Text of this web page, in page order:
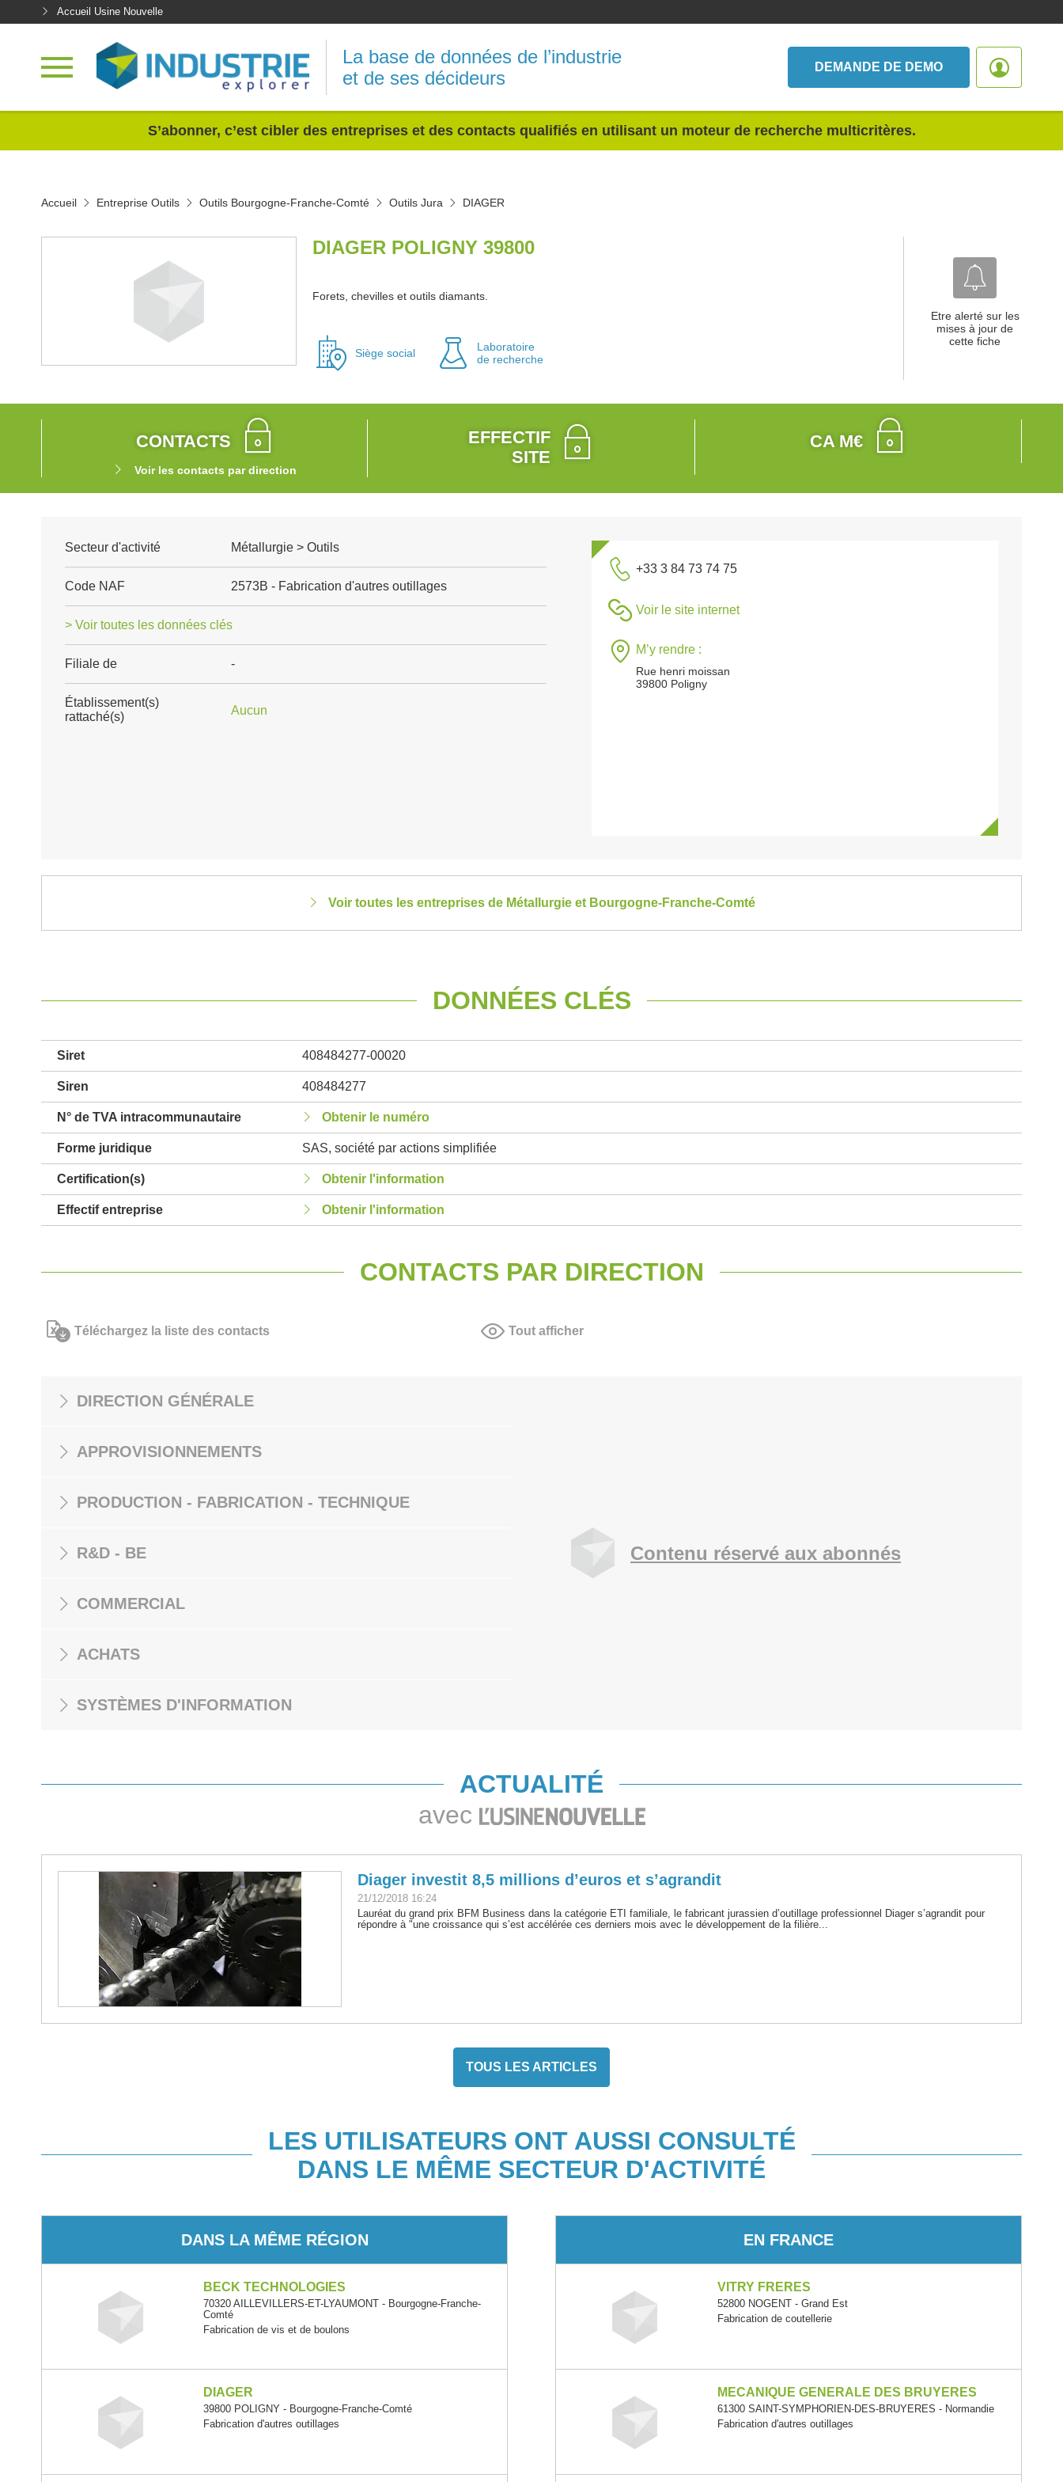
Accueil Usine Nouvelle
La base de données de l’industrie
et de ses décideurs
DEMANDE DE DEMO
S’abonner, c’est cibler des entreprises et des contacts qualifiés en utilisant un moteur de recherche multicritères.
Accueil Entreprise Outils Outils Bourgogne-Franche-Comté Outils Jura DIAGER
DIAGER POLIGNY 39800
Forets, chevilles et outils diamants.
Siège social
Laboratoire
de recherche
Etre alerté sur les
mises à jour de
cette fiche
CONTACTS
Voir les contacts par direction
EFFECTIF
SITE
CA M€
Secteur d'activité Métallurgie > Outils
Code NAF 2573B - Fabrication d'autres outillages
> Voir toutes les données clés
Filiale de -
Établissement(s)
rattaché(s)
Aucun
+33 3 84 73 74 75
Voir le site internet
M’y rendre :
Rue henri moissan
39800 Poligny
Voir toutes les entreprises de Métallurgie et Bourgogne-Franche-Comté
DONNÉES CLÉS
Siret 408484277-00020
Siren 408484277
N° de TVA intracommunautaire Obtenir le numéro
Forme juridique SAS, société par actions simplifiée
Certification(s) Obtenir l'information
Effectif entreprise Obtenir l'information
CONTACTS PAR DIRECTION
Téléchargez la liste des contacts Tout afficher
DIRECTION GÉNÉRALE
APPROVISIONNEMENTS
PRODUCTION - FABRICATION - TECHNIQUE
R&D - BE
COMMERCIAL
ACHATS
SYSTÈMES D'INFORMATION
Contenu réservé aux abonnés
ACTUALITÉ
avec
Diager investit 8,5 millions d’euros et s’agrandit
21/12/2018 16:24
Lauréat du grand prix BFM Business dans la catégorie ETI familiale, le fabricant jurassien d’outillage professionnel Diager s’agrandit pour
répondre à "une croissance qui s’est accélérée ces derniers mois avec le développement de la filière...
TOUS LES ARTICLES
LES UTILISATEURS ONT AUSSI CONSULTÉ
DANS LE MÊME SECTEUR D'ACTIVITÉ
DANS LA MÊME RÉGION
BECK TECHNOLOGIES
70320 AILLEVILLERS-ET-LYAUMONT - Bourgogne-Franche-
Comté
Fabrication de vis et de boulons
DIAGER
39800 POLIGNY - Bourgogne-Franche-Comté
Fabrication d'autres outillages
EN FRANCE
VITRY FRERES
52800 NOGENT - Grand Est
Fabrication de coutellerie
MECANIQUE GENERALE DES BRUYERES
61300 SAINT-SYMPHORIEN-DES-BRUYERES - Normandie
Fabrication d'autres outillages